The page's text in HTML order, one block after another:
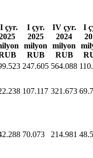
çyr.
I çyr.
2025
milyon
RUB
IV çyr.
2024
milyon
RUB
I
247.605 564.088
107.117 321.673
70.073 214.981